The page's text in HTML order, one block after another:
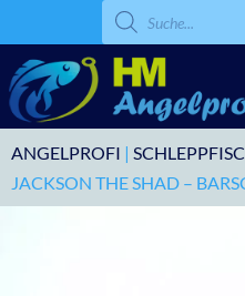
Products
search
ANGELPROFI |
JACKSON THE SHAD –